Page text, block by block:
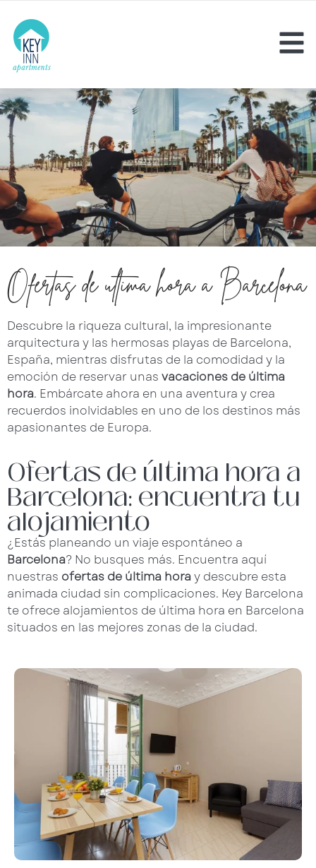
Ofertas de última hora a Barcelona
Descubre la riqueza cultural, la impresionante
arquitectura y las hermosas playas de Barcelona,
España, mientras disfrutas de la comodidad y la
emoción de reservar unas vacaciones de última
hora. Embárcate ahora en una aventura y crea
recuerdos inolvidables en uno de los destinos más
apasionantes de Europa.
Ofertas de última hora a
Barcelona: encuentra tu
alojamiento
¿Estás planeando un viaje espontáneo a
Barcelona? No busques más. Encuentra aquí
nuestras ofertas de última horay descubre esta
animada ciudad sin complicaciones. Key Barcelona
te ofrece alojamientos de última hora en Barcelona
situados en las mejores zonas de la ciudad.